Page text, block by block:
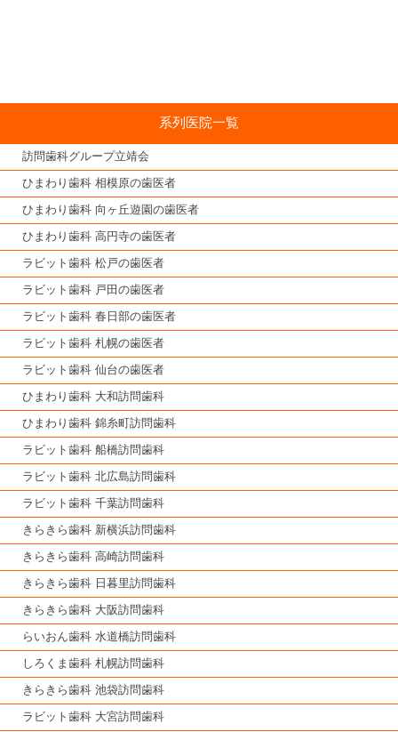
系列医院一覧
訪問歯科グループ立靖会
ひまわり歯科 相模原の歯医者
ひまわり歯科 向ヶ丘遊園の歯医者
ひまわり歯科 高円寺の歯医者
ラビット歯科 松戸の歯医者
ラビット歯科 戸田の歯医者
ラビット歯科 春日部の歯医者
ラビット歯科 札幌の歯医者
ラビット歯科 仙台の歯医者
ひまわり歯科 大和訪問歯科
ひまわり歯科 錦糸町訪問歯科
ラビット歯科 船橋訪問歯科
ラビット歯科 北広島訪問歯科
ラビット歯科 千葉訪問歯科
きらきら歯科 新横浜訪問歯科
きらきら歯科 高崎訪問歯科
きらきら歯科 日暮里訪問歯科
きらきら歯科 大阪訪問歯科
らいおん歯科 水道橋訪問歯科
しろくま歯科 札幌訪問歯科
きらきら歯科 池袋訪問歯科
ラビット歯科 大宮訪問歯科